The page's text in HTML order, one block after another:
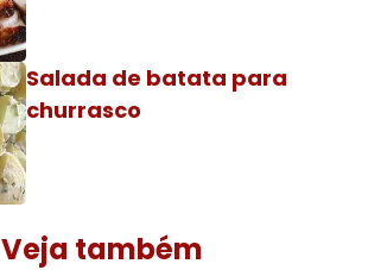
Salada de batata para
churrasco
Veja também